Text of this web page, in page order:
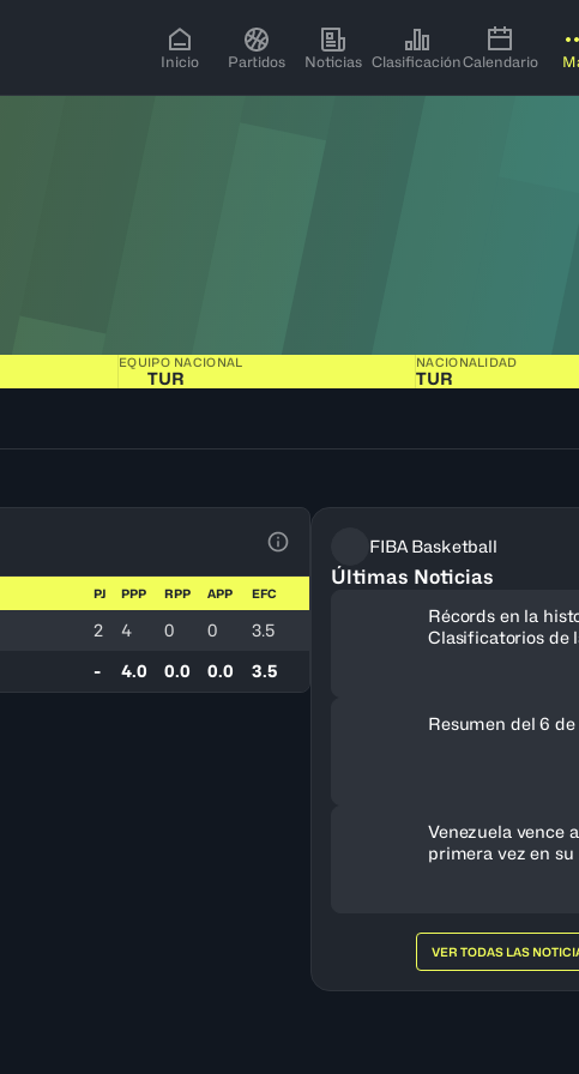
Inicio Partidos Noticias ClasificaciónCalendario
EQUIPO NACIONAL
TUR
NACIONALIDAD
TUR
Ver la leyenda
PJ PPP RPP APP EFC
2 4 0 0
3.5
- 4.0 0.0 0.0 3.5
FIBA Basketball
Últimas Noticias
Récords en la
Clasificatorios de
Resumen del 6 de
Venezuela vence
primera vez en
VER TODAS LAS